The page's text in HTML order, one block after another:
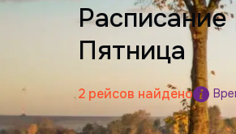
Пятница
2 рейсов найдено